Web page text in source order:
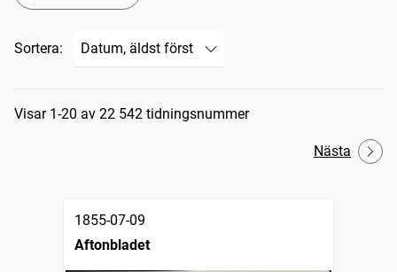
Sortera:
Sökresultat
Visar 1-20 av 22 542 tidningsnummer
Nästa
1855-07-09
Aftonbladet